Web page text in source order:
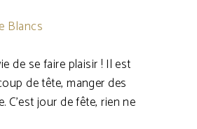
Blancs
de se faire plaisir ! Il est
de tête, manger des
C’est jour de fête, rien ne